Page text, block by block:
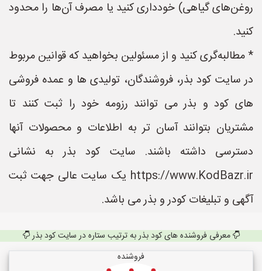
روغن‌های گیاهی) خودداری کنید یا مصرف آن‌ها را محدود
کنید.
* مطالبه‌گری کنید و از مسئولین بخواهید که قوانین مربوط
در سایت کود بذر، فروشندگان، تولیدی ها و عمده فروشی
های کود و بذر می توانند رزومه خود را ثبت کنند تا
مشتریان بتوانند آسان تر به اطلاعات و محصولات آنها
دسترسی داشته باشند. سایت کود بذر به نشانی
https://www.KodBazr.ir یک سایت عالی جهت ثبت
آگهی و تبلیغات کودر و بذر می باشد.
معرفی فروشنده های کود بذر به ترتیب ستاره در سایت کود بذر
فروشنده